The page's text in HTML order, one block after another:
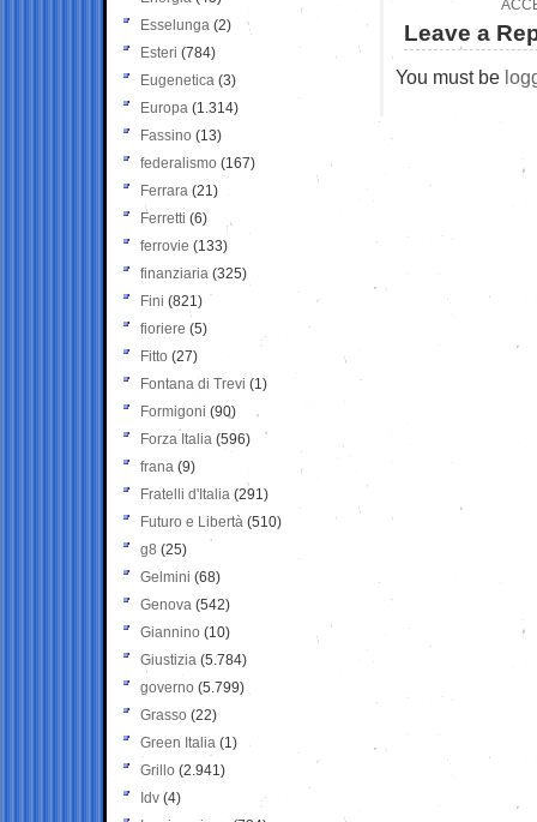
Leave a
You must be
Esselunga (2)
Esteri (784)
Eugenetica (3)
Europa (1.314)
Fassino (13)
federalismo (167)
Ferrara (21)
Ferretti (6)
ferrovie (133)
finanziaria (325)
Fini (821)
fioriere (5)
Fitto (27)
Fontana di Trevi (1)
Formigoni (90)
Forza Italia (596)
frana (9)
Fratelli d'Italia (291)
Futuro e Libertà (510)
g8 (25)
Gelmini (68)
Genova (542)
Giannino (10)
Giustizia (5.784)
governo (5.799)
Grasso (22)
Green Italia (1)
Grillo (2.941)
Idv (4)